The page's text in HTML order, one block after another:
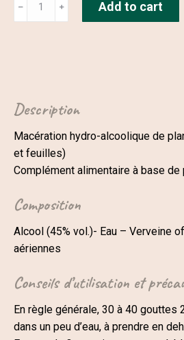
quantity
﹣ ﹢ Add to cart
Description
Macération hydro-alcoolique de
et feuilles)
Complément alimentaire à base de
Composition
Alcool (45% vol.)- Eau – Verveine
aériennes
Conseils d’utilisation et
En règle générale, 30 à 40 gouttes
dans un peu d’eau, à prendre en